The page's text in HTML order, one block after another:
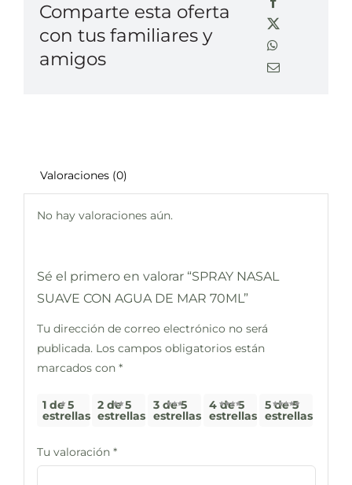
Comparte esta oferta
con tus familiares y
amigos
Valoraciones (0)
No hay valoraciones aún.
Sé el primero en valorar “SPRAY NASAL
SUAVE CON AGUA DE MAR 70ML”
Tu dirección de correo electrónico no será
publicada. Los campos obligatorios están
marcados con *
1 de 5
estrellas
2 de 5
estrellas
3 de 5
estrellas
4 de 5
estrellas
5 de 5
estrellas
Tu valoración *